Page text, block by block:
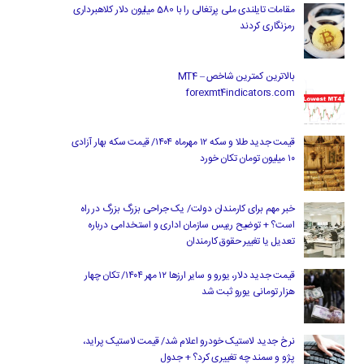
مقامات تایلندی ملی پرتغالی را با 580 میلیون دلار کلاهبرداری
رمزنگاری کردند
بالاترین کمترین شاخص MT4 –
forexmt4indicators.com
قیمت جدید طلا و سکه ۱۲ مهرماه ۱۴۰۴/ قیمت سکه بهار آزادی
۱۰ میلیون تومان تکان خورد
خبر مهم برای کارمندان دولت/ یک جراحی بزرگ بزرگ در راه
است؟ + توضیح رییس سازمان اداری و استخدامی درباره
تعدیل یا تغییر حقوق کارمندان
قیمت جدید دلار، یورو و سایر ارزها ۱۲ مهر ۱۴۰۴/ تکان چهار
هزار تومانی یورو ثبت شد
نرخ جدید لاستیک خودرو اعلام شد/ قیمت لاستیک پراید،
پژو و سمند چه تغییری کرد؟ + جدول